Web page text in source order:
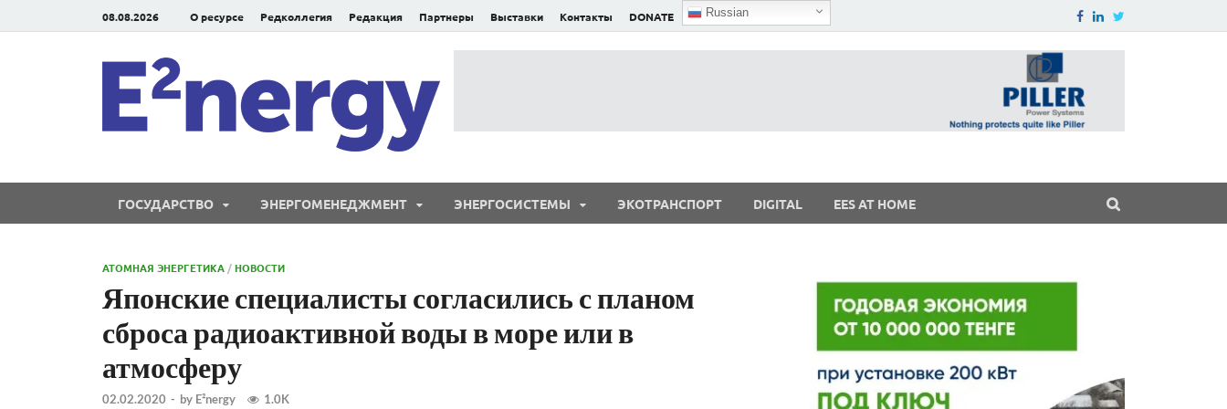
08.08.2026 О ресурсе Редколлегия Редакция Партнеры Выставки Контакты DONATE Russian
ГОСУДАРСТВО ЭНЕРГОМЕНЕДЖМЕНТ ЭНЕРГОСИСТЕМЫ ЭКОТРАНСПОРТ DIGITAL EES AT HOME
АТОМНАЯ ЭНЕРГЕТИКА /НОВОСТИ
Японские специалисты согласились с планом
сброса радиоактивной воды в море или в
атмосферу
02.02.2020 - by E²nergy 1.0K